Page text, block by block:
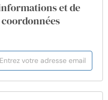
et de